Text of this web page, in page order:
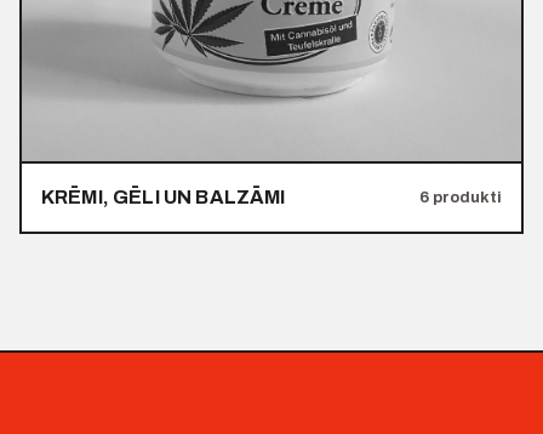
KRĒMI, GĒLI UN BALZĀMI 6 produkti